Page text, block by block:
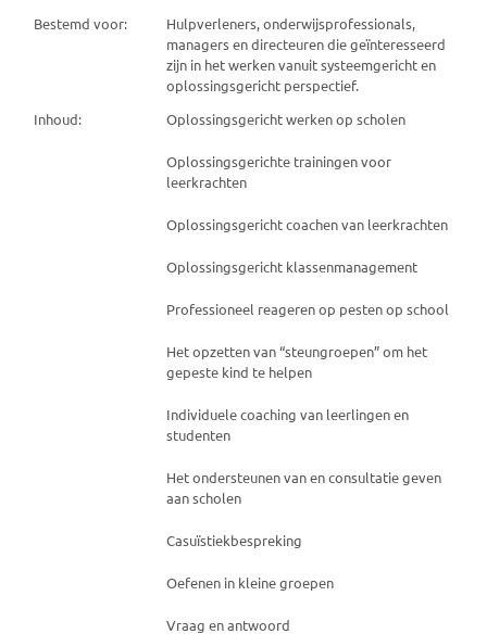
Bestemd voor:
Hulpverleners, onderwijsprofessionals,
managers en directeuren die geïnteresseerd
zijn in het werken vanuit systeemgericht en
oplossingsgericht perspectief.
Inhoud:
Oplossingsgericht werken op scholen
Oplossingsgerichte trainingen voor
leerkrachten
Oplossingsgericht coachen van leerkrachten
Oplossingsgericht klassenmanagement
Professioneel reageren op pesten op school
Het opzetten van “steungroepen” om het
gepeste kind te helpen
Individuele coaching van leerlingen en
studenten
Het ondersteunen van en consultatie geven
aan scholen
Casuïstiekbespreking
Oefenen in kleine groepen
Vraag en antwoord